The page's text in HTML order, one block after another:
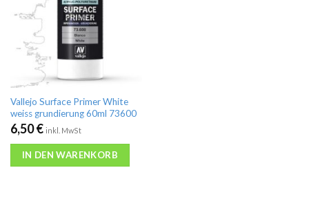
Vallejo Surface Primer White
weiss grundierung 60ml 73600
6,50€ inkl. MwSt
IN DEN WARENKORB